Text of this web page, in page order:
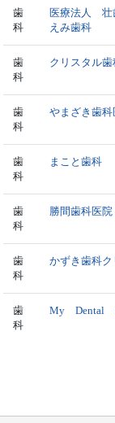
歯
科
医療法人
えみ歯科
歯
科
クリスタル歯
歯
科
やまざき歯科
歯
科
まこと歯科
歯
科
勝間歯科医院
歯
科
かずき歯科ク
歯
科
My Dental